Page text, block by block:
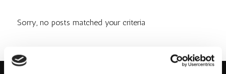
Sorry, no posts matched your criteria